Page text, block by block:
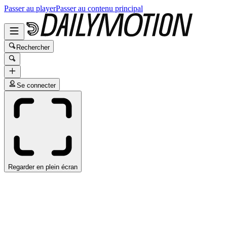
Passer au playerPasser au contenu principal
Rechercher
Se connecter
Regarder en plein écran